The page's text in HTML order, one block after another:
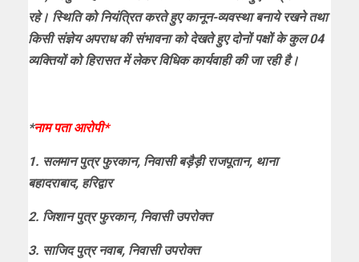
रहे। स्थिति को नियंत्रित करते हुए कानून-व्यवस्था बनाये रखने तथा
किसी संज्ञेय अपराध की संभावना को देखते हुए दोनों पक्षों के कुल 04
व्यक्तियों को हिरासत में लेकर विधिक कार्यवाही की जा रही है।
*नाम पता आरोपी*
1. सलमान पुत्र फुरकान, निवासी बड़ैड़ी राजपूतान, थाना
बहादराबाद, हरिद्वार
2. जिशान पुत्र फुरकान, निवासी उपरोक्त
3. साजिद पुत्र नवाब, निवासी उपरोक्त